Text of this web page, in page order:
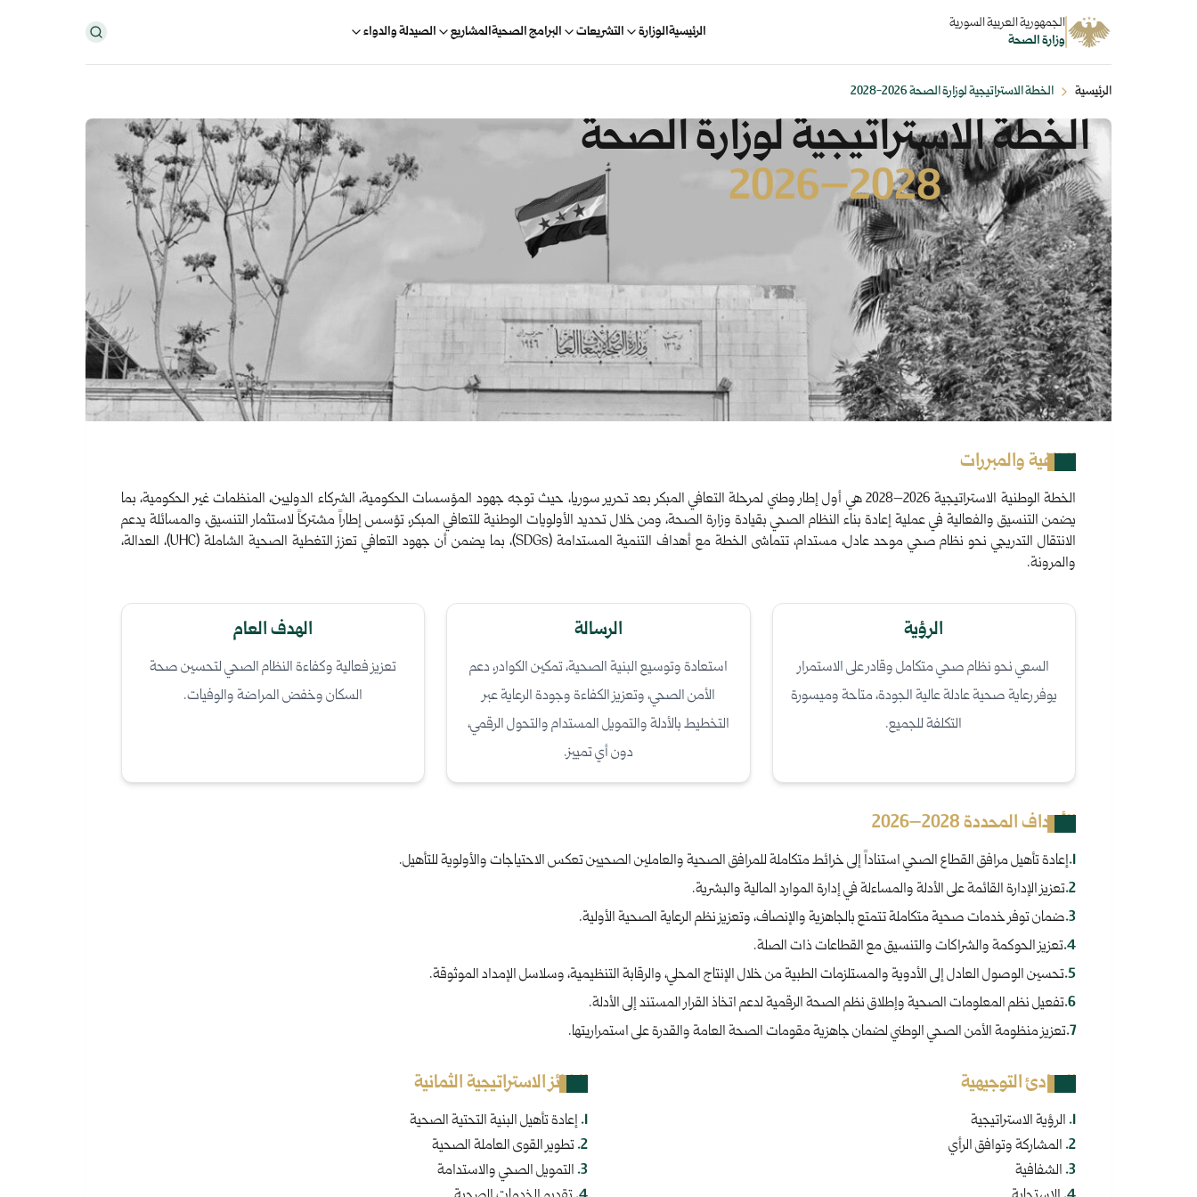
الجمهورية العربية السورية
وزارة الصحة
الرئيسيةالوزارة التشريعات البرامج الصحيةالمشاريع الصيدلة والدواء
الرئيسية الخطة الاستراتيجية لوزارة الصحة 2026-2028
الخطة الاستراتيجية لوزارة الصحة
2028–2026
الخلفية والمبررات
الخطة الوطنية الاستراتيجية 2026–2028 هي أول إطار وطني لمرحلة التعافي المبكر بعد تحرير سوريا، حيث توجه جهود المؤسسات الحكومية، الشركاء الدوليين، المنظمات غير الحكومية، بما
يضمن التنسيق والفعالية في عملية إعادة بناء النظام الصحي بقيادة وزارة الصحة، ومن خلال تحديد الأولويات الوطنية للتعافي المبكر، تؤسس إطاراً مشتركاً لاستثمار التنسيق، والمسائلة يدعم
الانتقال التدريجي نحو نظام صحي موحد عادل، مستدام، تتماشى الخطة مع أهداف التنمية المستدامة (SDGs)، بما يضمن أن جهود التعافي تعزز التغطية الصحية الشاملة (UHC)، العدالة،
والمرونة.
الرؤية
السعي نحو نظام صحي متكامل وقادر على الاستمرار
يوفر رعاية صحية عادلة عالية الجودة، متاحة وميسورة
التكلفة للجميع.
الرسالة
استعادة وتوسيع البنية الصحية، تمكين الكوادر، دعم
الأمن الصحي، وتعزيز الكفاءة وجودة الرعاية عبر
التخطيط بالأدلة والتمويل المستدام والتحول الرقمي،
دون أي تمييز.
الهدف العام
تعزيز فعالية وكفاءة النظام الصحي لتحسين صحة
السكان وخفض المراضة والوفيات.
الأهداف المحددة 2028–2026
1
.إعادة تأهيل مرافق القطاع الصحي استناداً إلى خرائط متكاملة للمرافق الصحية والعاملين الصحيين تعكس الاحتياجات والأولوية للتأهيل.
2
.تعزيز الإدارة القائمة على الأدلة والمساءلة في إدارة الموارد المالية والبشرية.
3
.ضمان توفر خدمات صحية متكاملة تتمتع بالجاهزية والإنصاف، وتعزيز نظم الرعاية الصحية الأولية.
4
.تعزيز الحوكمة والشراكات والتنسيق مع القطاعات ذات الصلة.
5
.تحسين الوصول العادل إلى الأدوية والمستلزمات الطبية من خلال الإنتاج المحلي، والرقابة التنظيمية، وسلاسل الإمداد الموثوقة.
6
.تفعيل نظم المعلومات الصحية وإطلاق نظم الصحة الرقمية لدعم اتخاذ القرار المستند إلى الأدلة.
7
.تعزيز منظومة الأمن الصحي الوطني لضمان جاهزية مقومات الصحة العامة والقدرة على استمراريتها.
المبادئ التوجيهية
1
.الرؤية الاستراتيجية
2
.المشاركة وتوافق الرأي
3
.الشفافية
الركائز الاستراتيجية الثمانية
1
.إعادة تأهيل البنية التحتية الصحية
2
.تطوير القوى العاملة الصحية
3
.التمويل الصحي والاستدامة